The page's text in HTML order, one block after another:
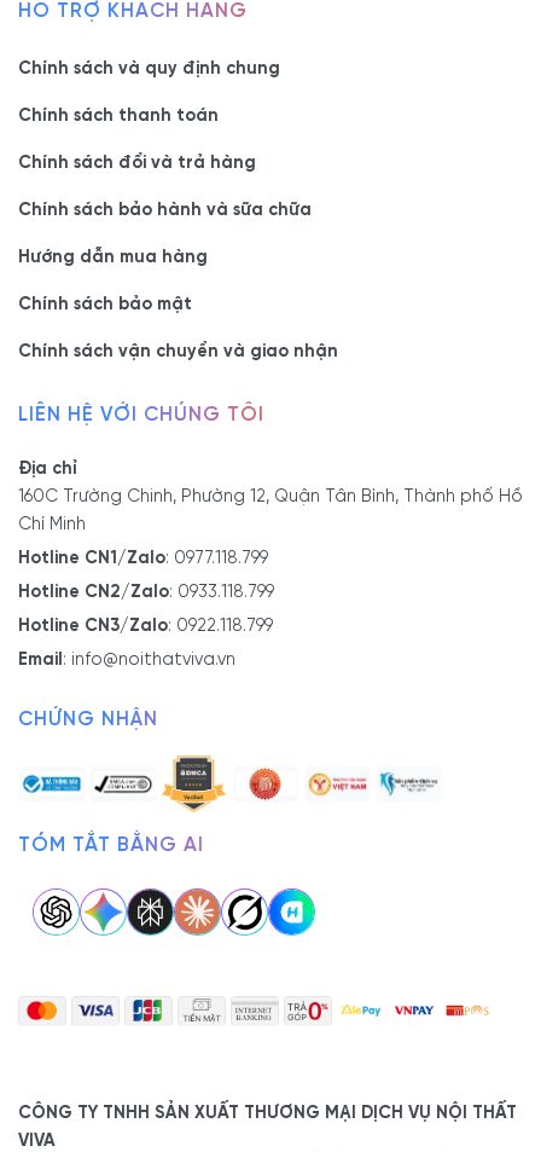
HỖ TRỢ KHÁCH HÀNG
Chính sách và quy định chung
Chính sách thanh toán
Chính sách đổi và trả hàng
Chính sách bảo hành và sữa chữa
Hướng dẫn mua hàng
Chính sách bảo mật
Chính sách vận chuyển và giao nhận
LIÊN HỆ VỚI CHÚNG TÔI
Địa chỉ
160C Trường Chinh, Phường 12, Quận Tân Bình, Thành phố Hồ
Chí Minh
Hotline CN1/Zalo: 0977.118.799
Hotline CN2/Zalo: 0933.118.799
Hotline CN3/Zalo: 0922.118.799
Email : info@noithatviva.vn
CHỨNG NHẬN
TÓM TẮT BẰNG AI
CÔNG TY TNHH SẢN XUẤT THƯƠNG MẠI DỊCH VỤ NỘI THẤT
VIVA